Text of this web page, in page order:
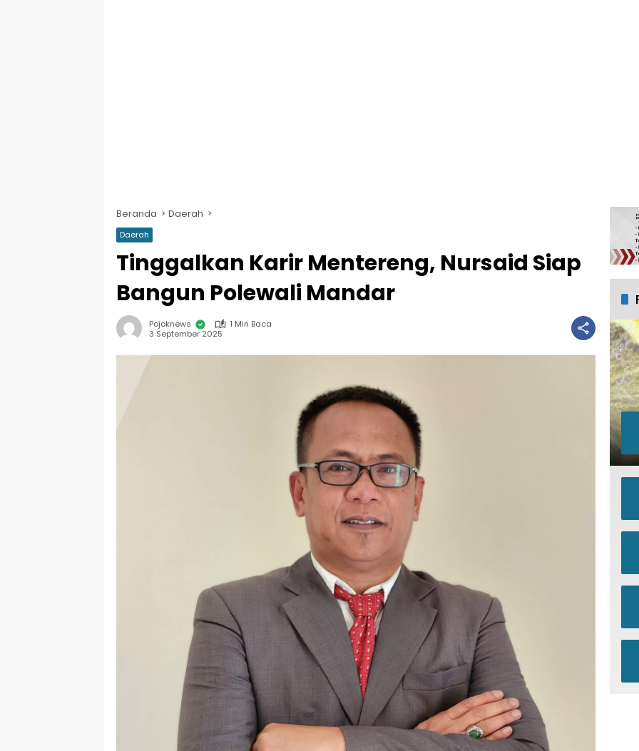
Beranda Daerah
Daerah
Tinggalkan Karir Mentereng, Nursaid Siap
Bangun Polewali Mandar
Pojoknews
1 Min Baca
3 September 2025